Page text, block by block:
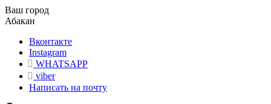
Ваш город
Абакан
Вконтакте
Instagram
WHATSAPP
viber
Написать на почту